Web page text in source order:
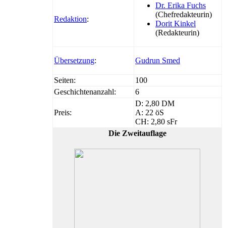
Redaktion:
Dr. Erika Fuchs
(Chefredakteurin)
Dorit Kinkel
(Redakteurin)
Übersetzung: Gudrun Smed
Seiten:
100
Geschichtenanzahl:
6
Preis:
D: 2,80 DM
A: 22 öS
CH: 2,80 sFr
Die Zweitauflage